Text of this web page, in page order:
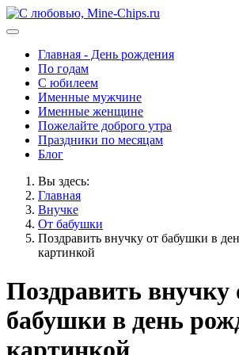
Главная - День рождения
По годам
С юбилеем
Именные мужчине
Именные женщине
Пожелайте доброго утра
Праздники по месяцам
Блог
Вы здесь:
Главная
Внучке
От бабушки
Поздравить внучку от бабушки в
картинкой
Поздравить внучку
бабушки в день